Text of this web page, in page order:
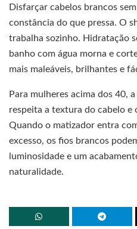
Disfarçar cabelos brancos
constância do que pressa. O
trabalha sozinho. Hidratação
banho com água morna e
mais maleáveis, brilhantes e
Para mulheres acima dos 40,
respeita a textura do cabelo e
Quando o matizador entra
excesso, os fios brancos
luminosidade e um
naturalidade.